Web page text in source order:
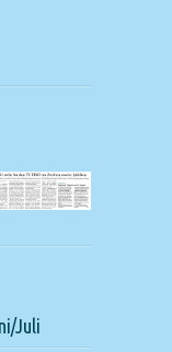
Juli